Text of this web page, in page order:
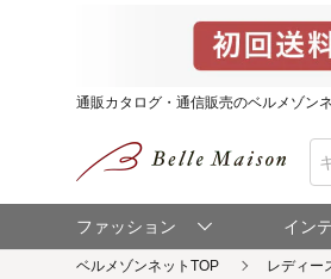
通販カタログ・通信販売のベルメゾン
ファッション イン
ベルメゾンネットTOP